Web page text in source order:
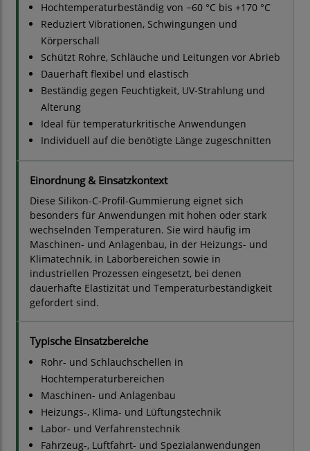
Hochtemperaturbeständig von −60 °C bis +170 °C
Reduziert Vibrationen, Schwingungen und
Körperschall
Schützt Rohre, Schläuche und Leitungen vor Abrieb
Dauerhaft flexibel und elastisch
Beständig gegen Feuchtigkeit, UV-Strahlung und
Alterung
Ideal für temperaturkritische Anwendungen
Individuell auf die benötigte Länge zugeschnitten
Einordnung & Einsatzkontext
Diese Silikon-C-Profil-Gummierung eignet sich
besonders für Anwendungen mit hohen oder stark
wechselnden Temperaturen. Sie wird häufig im
Maschinen- und Anlagenbau, in der Heizungs- und
Klimatechnik, in Laborbereichen sowie in
industriellen Prozessen eingesetzt, bei denen
dauerhafte Elastizität und Temperaturbeständigkeit
gefordert sind.
Typische Einsatzbereiche
Rohr- und Schlauchschellen in
Hochtemperaturbereichen
Maschinen- und Anlagenbau
Heizungs-, Klima- und Lüftungstechnik
Labor- und Verfahrenstechnik
Fahrzeug-, Luftfahrt- und Spezialanwendungen